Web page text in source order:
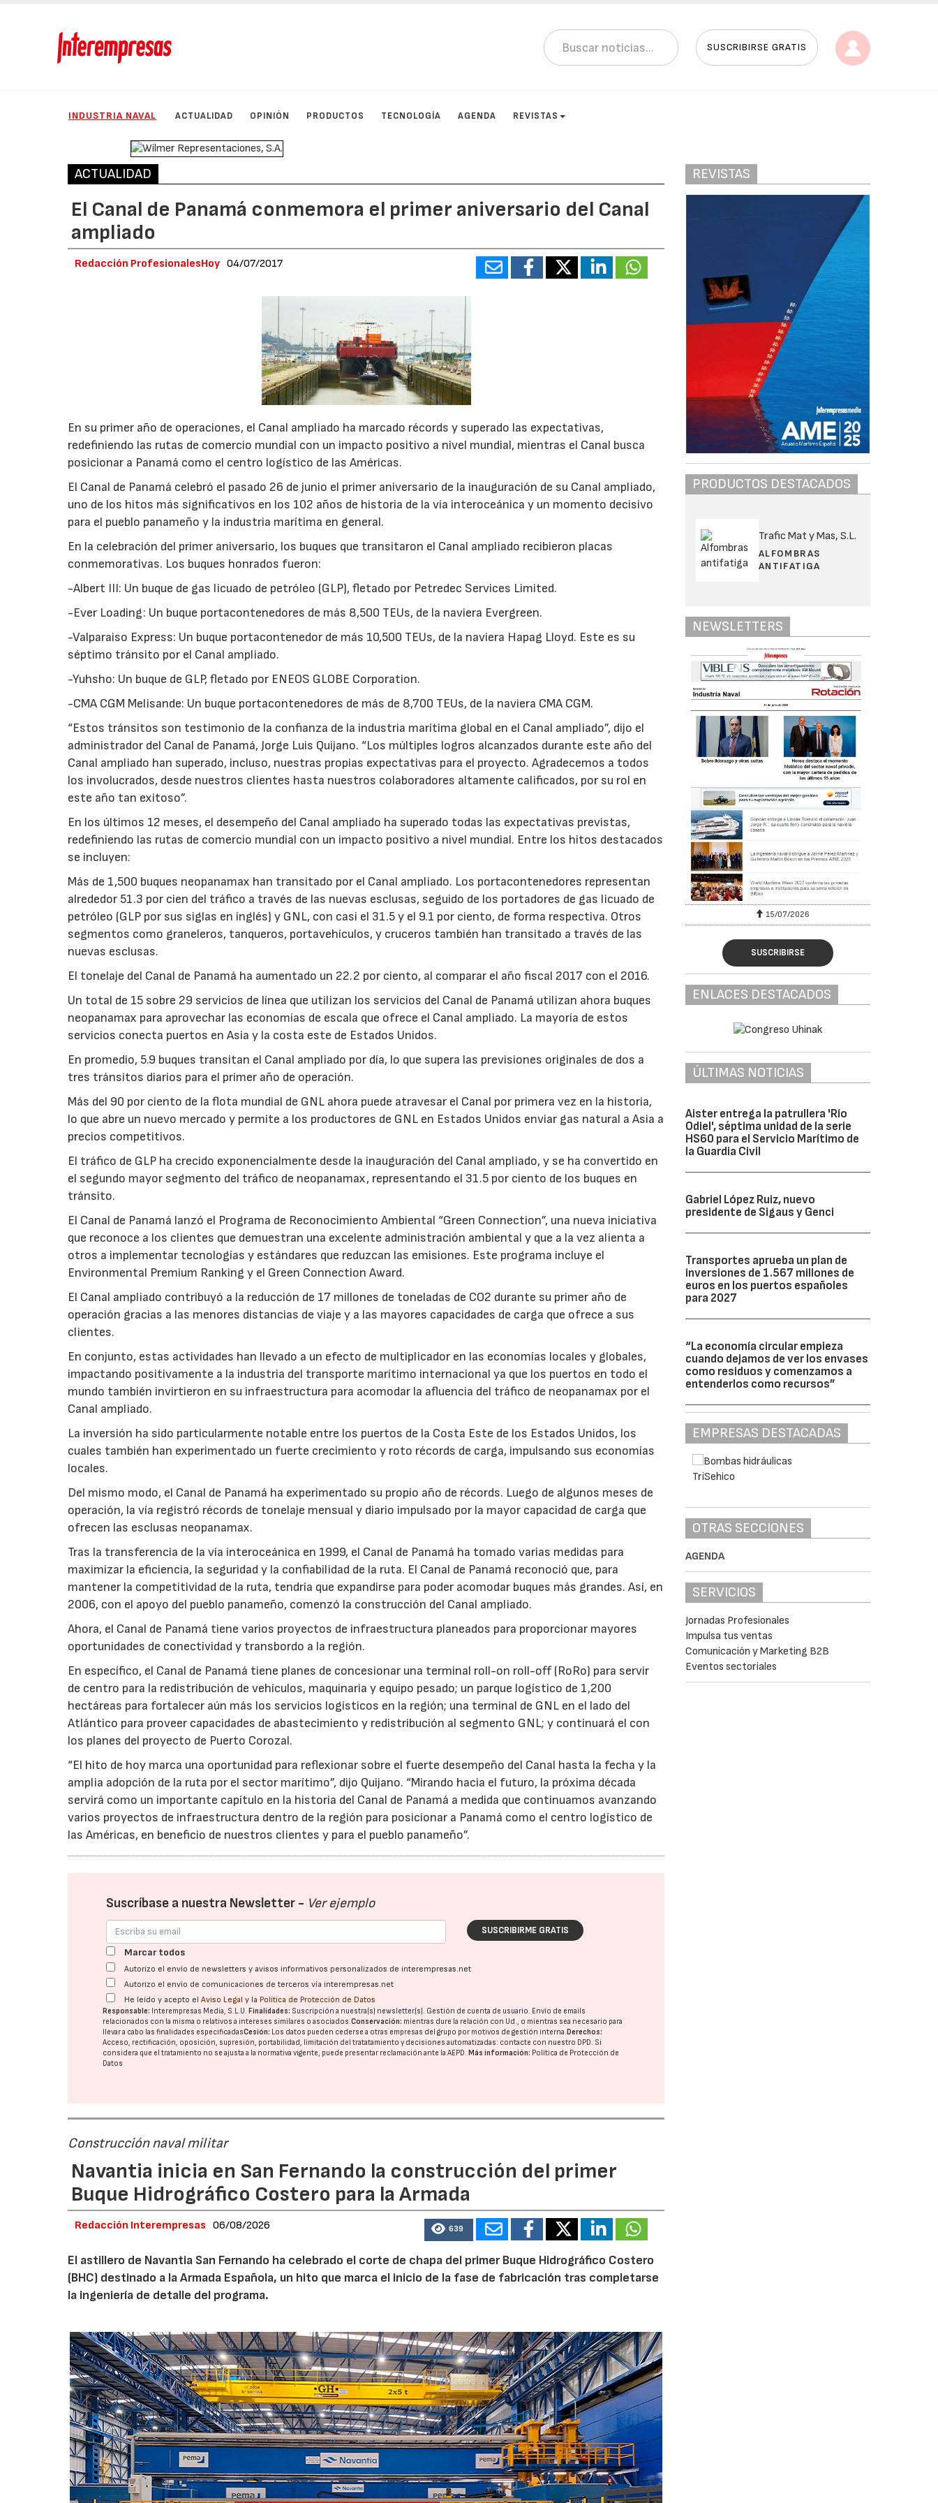
SUSCRIBIRSE GRATIS
INDUSTRIA NAVAL ACTUALIDAD OPINIÓN PRODUCTOS TECNOLOGÍA AGENDA REVISTAS
ACTUALIDAD
El Canal de Panamá conmemora el primer aniversario del Canal
ampliado
Redacción ProfesionalesHoy 04/07/2017
En su primer año de operaciones, el Canal ampliado ha marcado récords y superado las expectativas,
redefiniendo las rutas de comercio mundial con un impacto positivo a nivel mundial, mientras el Canal busca
posicionar a Panamá como el centro logístico de las Américas.
El Canal de Panamá celebró el pasado 26 de junio el primer aniversario de la inauguración de su Canal ampliado,
uno de los hitos más significativos en los 102 años de historia de la vía interoceánica y un momento decisivo
para el pueblo panameño y la industria marítima en general.
En la celebración del primer aniversario, los buques que transitaron el Canal ampliado recibieron placas
conmemorativas. Los buques honrados fueron:
-Albert III: Un buque de gas licuado de petróleo (GLP), fletado por Petredec Services Limited.
-Ever Loading: Un buque portacontenedores de más 8,500 TEUs, de la naviera Evergreen.
-Valparaiso Express: Un buque portacontenedor de más 10,500 TEUs, de la naviera Hapag Lloyd. Este es su
séptimo tránsito por el Canal ampliado.
-Yuhsho: Un buque de GLP, fletado por ENEOS GLOBE Corporation.
-CMA CGM Melisande: Un buque portacontenedores de más de 8,700 TEUs, de la naviera CMA CGM.
“Estos tránsitos son testimonio de la confianza de la industria marítima global en el Canal ampliado”, dijo el
administrador del Canal de Panamá, Jorge Luis Quijano. “Los múltiples logros alcanzados durante este año del
Canal ampliado han superado, incluso, nuestras propias expectativas para el proyecto. Agradecemos a todos
los involucrados, desde nuestros clientes hasta nuestros colaboradores altamente calificados, por su rol en
este año tan exitoso”.
En los últimos 12 meses, el desempeño del Canal ampliado ha superado todas las expectativas previstas,
redefiniendo las rutas de comercio mundial con un impacto positivo a nivel mundial. Entre los hitos destacados
se incluyen:
Más de 1,500 buques neopanamax han transitado por el Canal ampliado. Los portacontenedores representan
alrededor 51.3 por cien del tráfico a través de las nuevas esclusas, seguido de los portadores de gas licuado de
petróleo (GLP por sus siglas en inglés) y GNL, con casi el 31.5 y el 9.1 por ciento, de forma respectiva. Otros
segmentos como graneleros, tanqueros, portavehículos, y cruceros también han transitado a través de las
nuevas esclusas.
El tonelaje del Canal de Panamá ha aumentado un 22.2 por ciento, al comparar el año fiscal 2017 con el 2016.
Un total de 15 sobre 29 servicios de línea que utilizan los servicios del Canal de Panamá utilizan ahora buques
neopanamax para aprovechar las economías de escala que ofrece el Canal ampliado. La mayoría de estos
servicios conecta puertos en Asia y la costa este de Estados Unidos.
En promedio, 5.9 buques transitan el Canal ampliado por día, lo que supera las previsiones originales de dos a
tres tránsitos diarios para el primer año de operación.
Más del 90 por ciento de la flota mundial de GNL ahora puede atravesar el Canal por primera vez en la historia,
lo que abre un nuevo mercado y permite a los productores de GNL en Estados Unidos enviar gas natural a Asia a
precios competitivos.
El tráfico de GLP ha crecido exponencialmente desde la inauguración del Canal ampliado, y se ha convertido en
el segundo mayor segmento del tráfico de neopanamax, representando el 31.5 por ciento de los buques en
tránsito.
El Canal de Panamá lanzó el Programa de Reconocimiento Ambiental “Green Connection”, una nueva iniciativa
que reconoce a los clientes que demuestran una excelente administración ambiental y que a la vez alienta a
otros a implementar tecnologías y estándares que reduzcan las emisiones. Este programa incluye el
Environmental Premium Ranking y el Green Connection Award.
El Canal ampliado contribuyó a la reducción de 17 millones de toneladas de CO2 durante su primer año de
operación gracias a las menores distancias de viaje y a las mayores capacidades de carga que ofrece a sus
clientes.
En conjunto, estas actividades han llevado a un efecto de multiplicador en las economías locales y globales,
impactando positivamente a la industria del transporte marítimo internacional ya que los puertos en todo el
mundo también invirtieron en su infraestructura para acomodar la afluencia del tráfico de neopanamax por el
Canal ampliado.
La inversión ha sido particularmente notable entre los puertos de la Costa Este de los Estados Unidos, los
cuales también han experimentado un fuerte crecimiento y roto récords de carga, impulsando sus economías
locales.
Del mismo modo, el Canal de Panamá ha experimentado su propio año de récords. Luego de algunos meses de
operación, la vía registró récords de tonelaje mensual y diario impulsado por la mayor capacidad de carga que
ofrecen las esclusas neopanamax.
Tras la transferencia de la vía interoceánica en 1999, el Canal de Panamá ha tomado varias medidas para
maximizar la eficiencia, la seguridad y la confiabilidad de la ruta. El Canal de Panamá reconoció que, para
mantener la competitividad de la ruta, tendría que expandirse para poder acomodar buques más grandes. Así, en
2006, con el apoyo del pueblo panameño, comenzó la construcción del Canal ampliado.
Ahora, el Canal de Panamá tiene varios proyectos de infraestructura planeados para proporcionar mayores
oportunidades de conectividad y transbordo a la región.
En específico, el Canal de Panamá tiene planes de concesionar una terminal roll-on roll-off (RoRo) para servir
de centro para la redistribución de vehículos, maquinaria y equipo pesado; un parque logístico de 1,200
hectáreas para fortalecer aún más los servicios logísticos en la región; una terminal de GNL en el lado del
Atlántico para proveer capacidades de abastecimiento y redistribución al segmento GNL; y continuará el con
los planes del proyecto de Puerto Corozal.
“El hito de hoy marca una oportunidad para reflexionar sobre el fuerte desempeño del Canal hasta la fecha y la
amplia adopción de la ruta por el sector marítimo”, dijo Quijano. “Mirando hacia el futuro, la próxima década
servirá como un importante capítulo en la historia del Canal de Panamá a medida que continuamos avanzando
varios proyectos de infraestructura dentro de la región para posicionar a Panamá como el centro logístico de
las Américas, en beneficio de nuestros clientes y para el pueblo panameño”.
Suscríbase a nuestra Newsletter - Ver ejemplo
SUSCRIBIRME GRATIS
Marcar todos
Autorizo el envío de newsletters y avisos informativos personalizados de interempresas.net
Autorizo el envío de comunicaciones de terceros vía interempresas.net
He leído y acepto elAviso Legal y la Política de Protección de Datos
Responsable: Interempresas Media, S.L.U.Finalidades: Suscripción a nuestra(s) newsletter(s). Gestión de cuenta de usuario. Envío de emails
relacionados con la misma o relativos a intereses similares o asociados.Conservación: mientras dure la relación con Ud., o mientras sea necesario para
llevar a cabo las finalidades especificadasCesión: Los datos pueden cederse a otras empresas del grupo por motivos de gestión interna.Derechos:
Acceso, rectificación, oposición, supresión, portabilidad, limitación del tratatamiento y decisiones automatizadas: contacte con nuestro DPD. Si
considera que el tratamiento no se ajusta a la normativa vigente, puede presentar reclamación ante laAEPD.Más información: Política de Protección de
Datos
Construcción naval militar
Navantia inicia en San Fernando la construcción del primer
Buque Hidrográfico Costero para la Armada
Redacción Interempresas 06/08/2026 639
El astillero de Navantia San Fernando ha celebrado el corte de chapa del primer Buque Hidrográfico Costero
(BHC) destinado a la Armada Española, un hito que marca el inicio de la fase de fabricación tras completarse
la ingeniería de detalle del programa.
REVISTAS
PRODUCTOS DESTACADOS
Trafic Mat y Mas, S.L.
ALFOMBRAS
ANTIFATIGA
NEWSLETTERS
15/07/2026 29/07/2026 15/07/2026
SUSCRIBIRSE
ENLACES DESTACADOS
ÚLTIMAS NOTICIAS
Aister entrega la patrullera 'Río
Odiel', séptima unidad de la serie
HS60 para el Servicio Marítimo de
la Guardia Civil
Gabriel López Ruiz, nuevo
presidente de Sigaus y Genci
Transportes aprueba un plan de
inversiones de 1.567 millones de
euros en los puertos españoles
para 2027
“La economía circular empieza
cuando dejamos de ver los envases
como residuos y comenzamos a
entenderlos como recursos”
EMPRESAS DESTACADAS
OTRAS SECCIONES
AGENDA
SERVICIOS
Jornadas Profesionales
Impulsa tus ventas
Comunicación y Marketing B2B
Eventos sectoriales